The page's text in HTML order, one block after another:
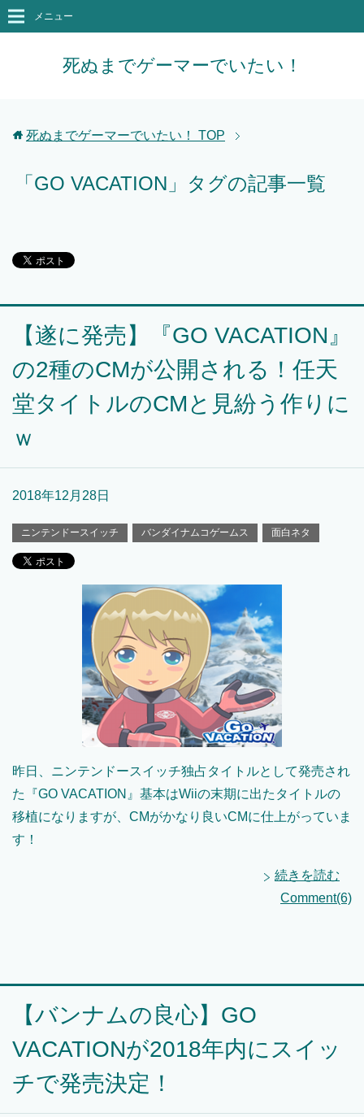
死ぬまでゲーマーでいたい！
メニュー
死ぬまでゲーマーでいたい！ TOP
「GO VACATION」タグの記事一覧
【遂に発売】『GO VACATION』
の2種のCMが公開される！任天
堂タイトルのCMと見紛う作りに
ｗ
2018年12月28日
ニンテンドースイッチ バンダイナムコゲームス 面白ネタ
昨日、ニンテンドースイッチ独占タイトルとして発売され
た『GO VACATION』基本はWiiの末期に出たタイトルの
移植になりますが、CMがかなり良いCMに仕上がっていま
す！
続きを読む
Comment(6)
【バンナムの良心】GO
VACATIONが2018年内にスイッ
チで発売決定！